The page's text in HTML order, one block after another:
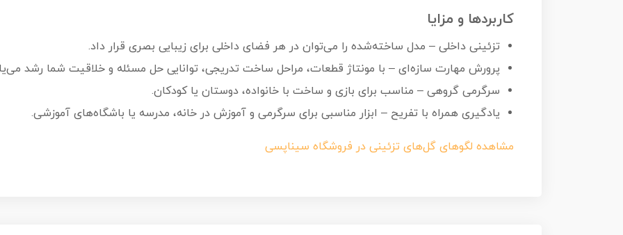
کاربردها و مزایا
تزئینی داخلی – مدل ساخته‌شده را می‌توان در هر فضای داخلی برای زیبایی بصری قرار داد.
پرورش مهارت سازه‌ای – با مونتاژ قطعات، مراحل ساخت تدریجی، توانایی حل مسئله و خلاقیت شما رشد
سرگرمی گروهی – مناسب برای بازی و ساخت با خانواده، دوستان یا کودکان.
یادگیری همراه با تفریح – ابزار مناسبی برای سرگرمی و آموزش در خانه، مدرسه یا باشگاه‌های آموزشی.
مشاهده لگوهای گل‌های تزئینی در فروشگاه سیناپسی